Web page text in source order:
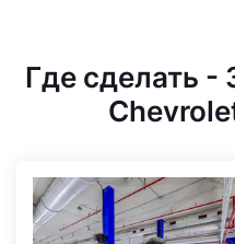
Где сделать -